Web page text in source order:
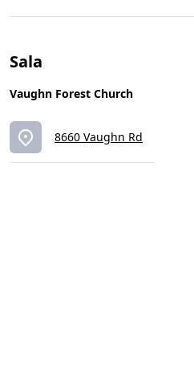
Sala
Vaughn Forest Church
8660 Vaughn Rd